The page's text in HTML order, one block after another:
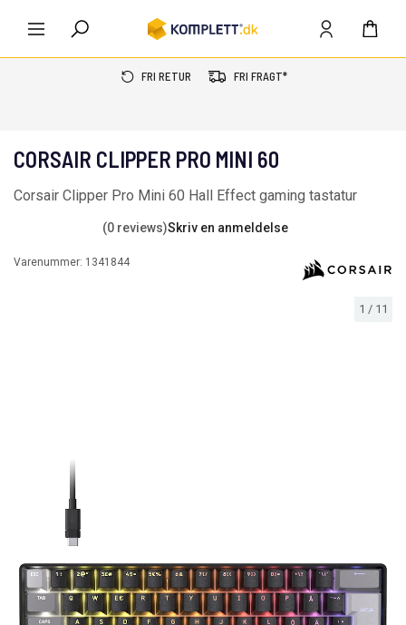
FRI RETUR FRI FRAGT*
1 / 11
CORSAIR CLIPPER PRO MINI 60
Corsair Clipper Pro Mini 60 Hall Effect gaming tastatur
(0 reviews)Skriv en anmeldelse
Varenummer: 1341844